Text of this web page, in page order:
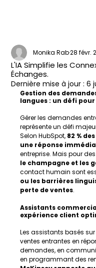
L'IA Simplifie les
Échanges.
Monika Rab28 févr.
Dernière mise à jour :6
Gestion des
langues : un défi
Gérer les demandes
représente un défi
Selon HubSpot, 82 %
une réponse
entreprise. Mais pour
le champagne et les
contact humain sont
ou les barrières
perte de ventes.
Assistants
expérience client
Les assistants basés
ventes entrantes en
demandes, en
en programmant des